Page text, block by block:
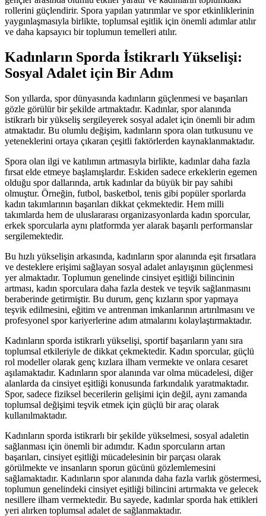
rollerini güçlendirir. Spora yapılan yatırımlar ve spor etkinliklerinin
yaygınlaşmasıyla birlikte, toplumsal eşitlik için önemli adımlar atılır
ve daha kapsayıcı bir toplumun temelleri atılır.
Kadınların Sporda İstikrarlı Yükselişi:
Sosyal Adalet için Bir Adım
Son yıllarda, spor dünyasında kadınların güçlenmesi ve başarıları
gözle görülür bir şekilde artmaktadır. Kadınlar, spor alanında
istikrarlı bir yükseliş sergileyerek sosyal adalet için önemli bir adım
atmaktadır. Bu olumlu değişim, kadınların spora olan tutkusunu ve
yeteneklerini ortaya çıkaran çeşitli faktörlerden kaynaklanmaktadır.
Spora olan ilgi ve katılımın artmasıyla birlikte, kadınlar daha fazla
fırsat elde etmeye başlamışlardır. Eskiden sadece erkeklerin egemen
olduğu spor dallarında, artık kadınlar da büyük bir pay sahibi
olmuştur. Örneğin, futbol, basketbol, tenis gibi popüler sporlarda
kadın takımlarının başarıları dikkat çekmektedir. Hem milli
takımlarda hem de uluslararası organizasyonlarda kadın sporcular,
erkek sporcularla aynı platformda yer alarak başarılı performanslar
sergilemektedir.
Bu hızlı yükselişin arkasında, kadınların spor alanında eşit fırsatlara
ve desteklere erişimi sağlayan sosyal adalet anlayışının güçlenmesi
yer almaktadır. Toplumun genelinde cinsiyet eşitliği bilincinin
artması, kadın sporculara daha fazla destek ve teşvik sağlanmasını
beraberinde getirmiştir. Bu durum, genç kızların spor yapmaya
teşvik edilmesini, eğitim ve antrenman imkanlarının artırılmasını ve
profesyonel spor kariyerlerine adım atmalarını kolaylaştırmaktadır.
Kadınların sporda istikrarlı yükselişi, sportif başarıların yanı sıra
toplumsal etkileriyle de dikkat çekmektedir. Kadın sporcular, güçlü
rol modeller olarak genç kızlara ilham vermekte ve onlara cesaret
aşılamaktadır. Kadınların spor alanında var olma mücadelesi, diğer
alanlarda da cinsiyet eşitliği konusunda farkındalık yaratmaktadır.
Spor, sadece fiziksel becerilerin gelişimi için değil, aynı zamanda
toplumsal değişimi teşvik etmek için güçlü bir araç olarak
kullanılmaktadır.
Kadınların sporda istikrarlı bir şekilde yükselmesi, sosyal adaletin
sağlanması için önemli bir adımdır. Kadın sporcuların artan
başarıları, cinsiyet eşitliği mücadelesinin bir parçası olarak
görülmekte ve insanların sporun gücünü gözlemlemesini
sağlamaktadır. Kadınların spor alanında daha fazla varlık göstermesi,
toplumun genelindeki cinsiyet eşitliği bilincini artırmakta ve gelecek
nesillere ilham vermektedir. Bu sayede, kadınlar sporda hak ettikleri
yeri alırken toplumsal adalet de sağlanmaktadır.